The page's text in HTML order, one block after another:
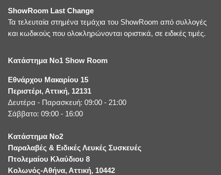
ShowRoom Last Change
Τα τελευταία στημένα τεμάχια του ShowRoom από συλλογές
και κωδικούς που ολοκληρώνονται οριστικά, σε ειδικές τιμές.
Κατάστημα No1 Show Room
Εθνάρχου Μακαρίου 15
Περιστέρι, Αττική, 12131
Δευτέρα - Παρασκευή: 09:00 - 21:00
Σάββατο: 09:00 - 16:00
Κατάστημα No2
Παραλαβές & Ειδικές Λευκές Συσκευές
Πτολεμαίου Κλαύδιου 8
Κολωνός-Αθήνα, Αττική, 10442